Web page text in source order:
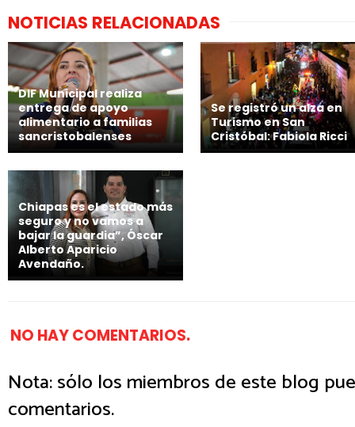
NOTICIAS RELACIONADAS
DIF Municipal realiza
entrega de apoyo
alimentario a familias
sancristobalenses
Se registró un alza en
Turismo en San
Cristóbal: Fabiola Ricci
Chiapas es el estado más
seguro y no vamos a
bajar la guardia”, Óscar
Alberto Aparicio
Avendaño.
NO HAY COMENTARIOS.
Nota: sólo los miembros de este blog
comentarios.